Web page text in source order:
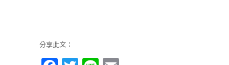
分享此文：